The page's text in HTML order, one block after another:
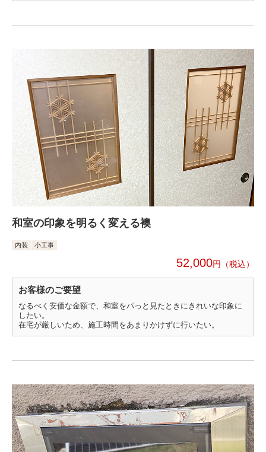
和室の印象を明るく変える襖
内装 小工事
52,000円
お客様のご要望
なるべく安価な金額で、和室をパっと見たときにきれいな印象に
したい。
在宅が厳しいため、施工時間をあまりかけずに行いたい。